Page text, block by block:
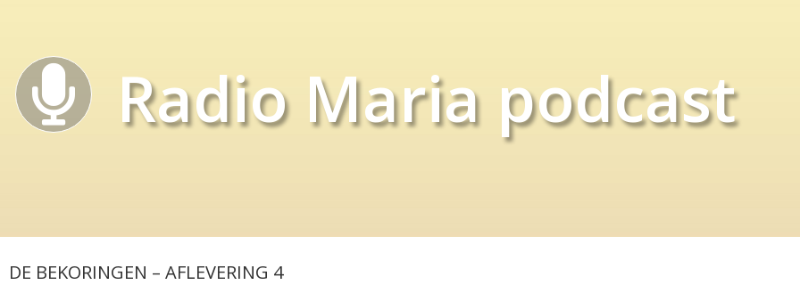
Radio Maria podcast
DE BEKORINGEN – AFLEVERING 4